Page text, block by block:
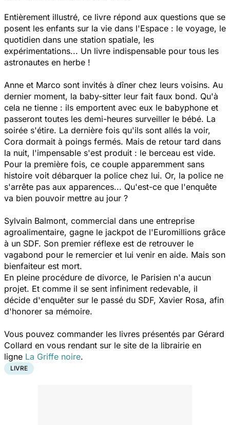
Entièrement illustré, ce livre répond aux questions que se
posent les enfants sur la vie dans l'Espace : le voyage, le
quotidien dans une station spatiale, les
expérimentations... Un livre indispensable pour tous les
astronautes en herbe !
Anne et Marco sont invités à dîner chez leurs voisins. Au
dernier moment, la baby-sitter leur fait faux bond. Qu'à
cela ne tienne : ils emportent avec eux le babyphone et
passeront toutes les demi-heures surveiller le bébé. La
soirée s'étire. La dernière fois qu'ils sont allés la voir,
Cora dormait à poings fermés. Mais de retour tard dans
la nuit, l'impensable s'est produit : le berceau est vide.
Pour la première fois, ce couple apparemment sans
histoire voit débarquer la police chez lui. Or, la police ne
s'arrête pas aux apparences... Qu'est-ce que l'enquête
va bien pouvoir mettre au jour ?
Sylvain Balmont, commercial dans une entreprise
agroalimentaire, gagne le jackpot de l'Euromillions grâce
à un SDF. Son premier réflexe est de retrouver le
vagabond pour le remercier et lui venir en aide. Mais son
bienfaiteur est mort.
En pleine procédure de divorce, le Parisien n'a aucun
projet. Et comme il se sent infiniment redevable, il
décide d'enquêter sur le passé du SDF, Xavier Rosa, afin
d'honorer sa mémoire.
Vous pouvez commander les livres présentés par Gérard
Collard en vous rendant sur le site de la librairie en
ligne La Griffe noire.
LIVRE